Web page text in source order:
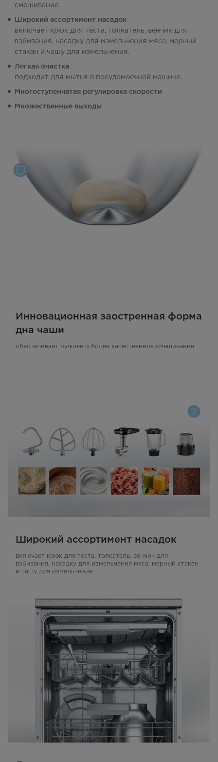
смешивание.
Широкий ассортимент насадок
включает крюк для теста, толкатель, венчик для
взбивания, насадку для измельчения мяса, мерный
стакан и чашу для измельчения.
Легкая очистка
подходит для мытья в посудомоечной машине.
Многоступенчатая регулировка скорости
Множественные выходы
Инновационная заостренная форма
дна чаши
обеспечивает лучшее и более качественное смешивание.
Широкий ассортимент насадок
включает крюк для теста, толкатель, венчик для
взбивания, насадку для измельчения мяса, мерный стакан
и чашу для измельчения.